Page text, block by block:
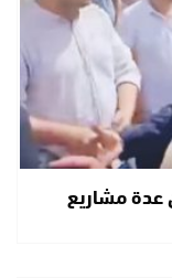
عدة مشاريع